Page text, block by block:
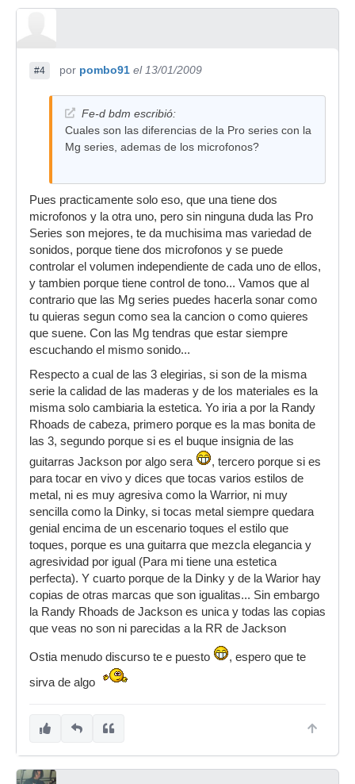
#4 por pombo91 el 13/01/2009
Fe-d bdm escribió:
Cuales son las diferencias de la Pro series con la
Mg series, ademas de los microfonos?
Pues practicamente solo eso, que una tiene dos
microfonos y la otra uno, pero sin ninguna duda las Pro
Series son mejores, te da muchisima mas variedad de
sonidos, porque tiene dos microfonos y se puede
controlar el volumen independiente de cada uno de ellos,
y tambien porque tiene control de tono... Vamos que al
contrario que las Mg series puedes hacerla sonar como
tu quieras segun como sea la cancion o como quieres
que suene. Con las Mg tendras que estar siempre
escuchando el mismo sonido...
Respecto a cual de las 3 elegirias, si son de la misma
serie la calidad de las maderas y de los materiales es la
misma solo cambiaria la estetica. Yo iria a por la Randy
Rhoads de cabeza, primero porque es la mas bonita de
las 3, segundo porque si es el buque insignia de las
guitarras Jackson por algo sera
, tercero porque si es
para tocar en vivo y dices que tocas varios estilos de
metal, ni es muy agresiva como la Warrior, ni muy
sencilla como la Dinky, si tocas metal siempre quedara
genial encima de un escenario toques el estilo que
toques, porque es una guitarra que mezcla elegancia y
agresividad por igual (Para mi tiene una estetica
perfecta). Y cuarto porque de la Dinky y de la Warior hay
copias de otras marcas que son igualitas... Sin embargo
la Randy Rhoads de Jackson es unica y todas las copias
que veas no son ni parecidas a la RR de Jackson
Ostia menudo discurso te e puesto
, espero que te
sirva de algo